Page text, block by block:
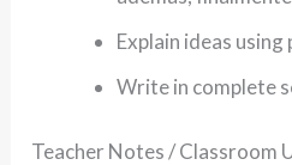
Explain ideas
Write in complete
Teacher Notes / Classroom